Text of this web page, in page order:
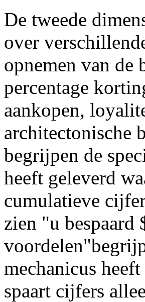
De tweede
over
opnemen van de
percentage
aankopen,
architectonische
begrijpen de
heeft geleverd
cumulatieve
zien "u
mechanicus
spaart cijfers